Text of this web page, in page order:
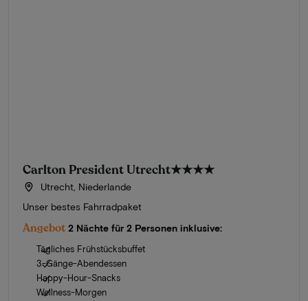
Carlton President Utrecht★★★★
Utrecht, Niederlande
Unser bestes Fahrradpaket
Angebot 2 Nächte für 2 Personen inklusive:
Tägliches Frühstücksbuffet
3-Gänge-Abendessen
Happy-Hour-Snacks
Wellness-Morgen